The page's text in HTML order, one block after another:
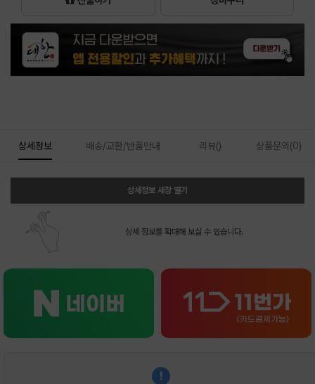
상세정보 배송/교환/반품안내 리뷰() 상품문의(0)
상세정보 새창 열기
상세 정보를 확대해 보실 수 있습니다.
!